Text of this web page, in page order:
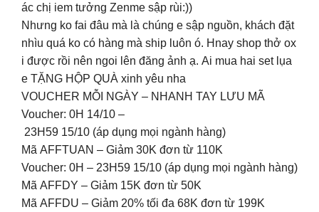
ác chị iem tưởng Zenme sập rùi:))
Nhưng ko fai đâu mà là chúng e sập nguồn, khách đặt
nhìu quá ko có hàng mà ship luôn ó. Hnay shop thở ox
i được rồi nên ngoi lên đăng ảnh ạ. Ai mua hai set lụa
e TẶNG HỘP QUÀ xinh yêu nha
VOUCHER MỖI NGÀY – NHANH TAY LƯU MÃ
Voucher: 0H 14/10 –
23H59 15/10 (áp dụng mọi ngành hàng)
Mã AFFTUAN – Giảm 30K đơn từ 110K
Voucher: 0H – 23H59 15/10 (áp dụng mọi ngành hàng)
Mã AFFDY – Giảm 15K đơn từ 50K
Mã AFFDU – Giảm 20% tối đa 68K đơn từ 199K